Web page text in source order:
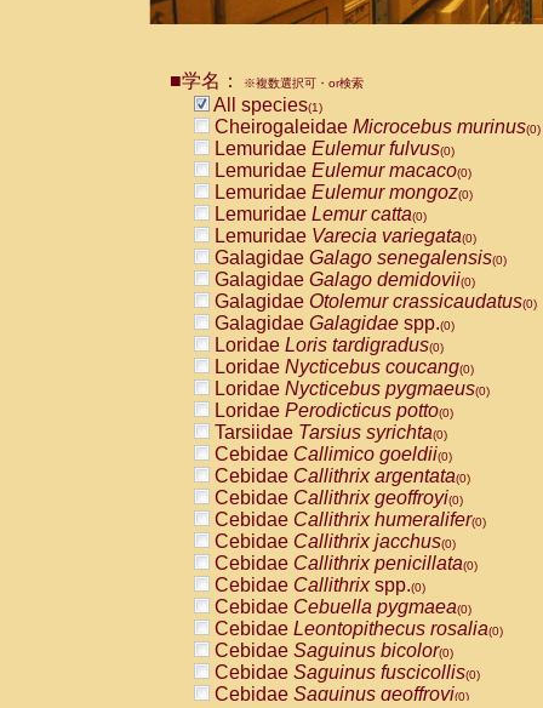
■学名： ※複数選択可・or検索
All species(1)
Cheirogaleidae Microcebus murinus(0)
Lemuridae Eulemur fulvus(0)
Lemuridae Eulemur macaco(0)
Lemuridae Eulemur mongoz(0)
Lemuridae Lemur catta(0)
Lemuridae Varecia variegata(0)
Galagidae Galago senegalensis(0)
Galagidae Galago demidovii(0)
Galagidae Otolemur crassicaudatus(0)
Galagidae Galagidae spp.(0)
Loridae Loris tardigradus(0)
Loridae Nycticebus coucang(0)
Loridae Nycticebus pygmaeus(0)
Loridae Perodicticus potto(0)
Tarsiidae Tarsius syrichta(0)
Cebidae Callimico goeldii(0)
Cebidae Callithrix argentata(0)
Cebidae Callithrix geoffroyi(0)
Cebidae Callithrix humeralifer(0)
Cebidae Callithrix jacchus(0)
Cebidae Callithrix penicillata(0)
Cebidae Callithrixspp.(0)
Cebidae Cebuella pygmaea(0)
Cebidae Leontopithecus rosalia(0)
Cebidae Saguinus bicolor(0)
Cebidae Saguinus fuscicollis(0)
Cebidae Saguinus geoffroyi(0)